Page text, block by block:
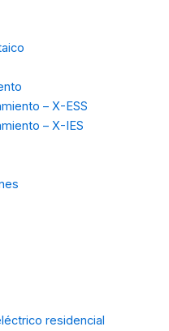
– X-ESS
– X-IES
residencial